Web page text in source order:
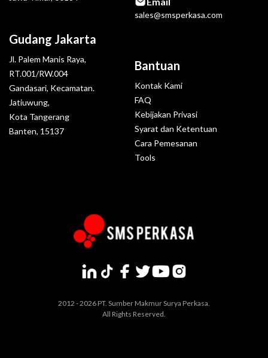
Gudang Jakarta
Jl. Palem Manis Raya,
RT.001/RW.004
Gandasari, Kecamatan.
Jatiuwung,
Kota Tangerang
Banten, 15137
sales@smsperkasa.com
Bantuan
Kontak Kami
FAQ
Kebijakan Privasi
Syarat dan Ketentuan
Cara Pemesanan
Tools
2012 - 2026 PT. Sumber Makmur Surya Perkasa.
All Rights Reserved.